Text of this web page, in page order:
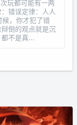
玩都可能有一两
错误定律：人人
，你才犯了错
倒的观点就是沉
不是真...